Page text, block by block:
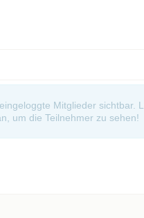
Mitglieder sichtbar.
um die Teilnehmer zu sehen!